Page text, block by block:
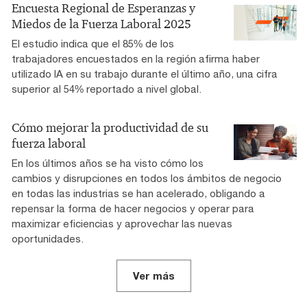
Encuesta Regional de Esperanzas y
Miedos de la Fuerza Laboral 2025
El estudio indica que el 85% de los
trabajadores encuestados en la región afirma haber
utilizado IA en su trabajo durante el último año, una cifra
superior al 54% reportado a nivel global.
Cómo mejorar la productividad de su
fuerza laboral
En los últimos años se ha visto cómo los
cambios y disrupciones en todos los ámbitos de negocio
en todas las industrias se han acelerado, obligando a
repensar la forma de hacer negocios y operar para
maximizar eficiencias y aprovechar las nuevas
oportunidades.
Ver más